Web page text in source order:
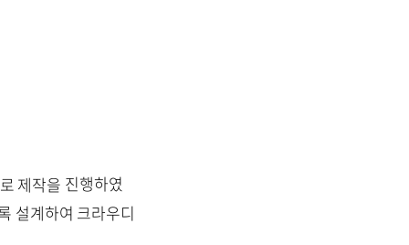
제작을 진행하였
설계하여 크라우디